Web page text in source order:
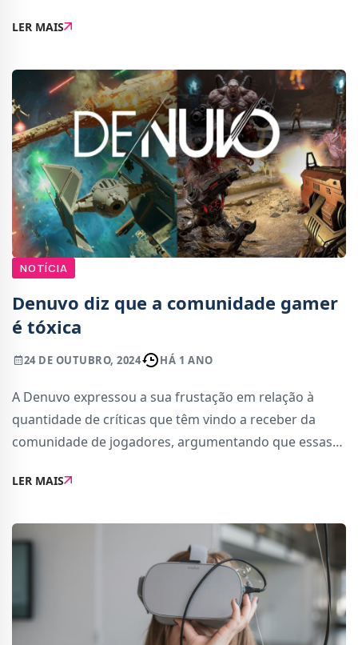
anúncio aconteceu durante a sua presença no The T
LER MAIS
NOTÍCIA
Denuvo diz que a comunidade gamer
é tóxica
24 DE OUTUBRO, 2024 HÁ 1 ANO
A Denuvo expressou a sua frustação em relação à
quantidade de críticas que têm vindo a receber da
comunidade de jogadores, argumentando que essas
tecnologia é eficaz.Para quem não sabe, a Denuvo
LER MAIS